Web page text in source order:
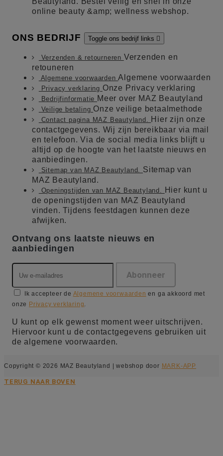
online beauty &amp; wellness webshop.
ONS BEDRIJF Toggle ons bedrijf links 
Verzenden & retourneren Verzenden en
retouneren
Algemene voorwaardenAlgemene voorwaarden
Privacy verklaring Onze Privacy verklaring
Bedrijfinformatie Meer over MAZ Beautyland
Veilige betaling Onze veilige betaalmethode
Contact pagina MAZ Beautyland.
Hier zijn onze
contactgegevens. Wij zijn bereikbaar via mail
en telefoon. Via de social media links blijft u
altijd op de hoogte van het laatste nieuws en
aanbiedingen.
Sitemap van MAZ Beautyland. Sitemap van
MAZ Beautyland.
Openingstijden van MAZ Beautyland.
Hier kunt u
de openingstijden van MAZ Beautyland
vinden. Tijdens feestdagen kunnen deze
afwijken.
Ontvang ons laatste nieuws en
aanbiedingen
Ik accepteer de Algemene voorwaarden en ga akkoord met
onze Privacy verklaring.
U kunt op elk gewenst moment weer uitschrijven.
Hiervoor kunt u de contactgegevens gebruiken uit
de algemene voorwaarden.
Copyright © 2026 MAZ Beautyland | webshop door MARK-APP
TERUG NAAR BOVEN